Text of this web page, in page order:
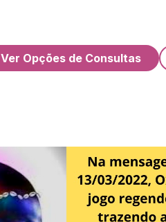
Ver Opções de Consultas